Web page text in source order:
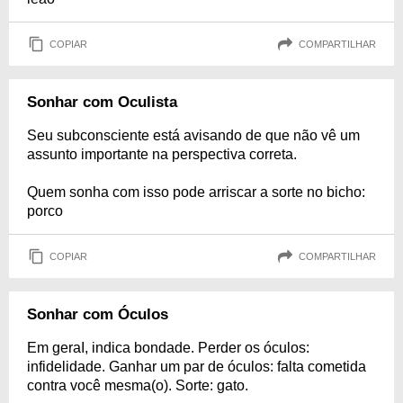
COPIAR COMPARTILHAR
Sonhar com Oculista
Seu subconsciente está avisando de que não vê um
assunto importante na perspectiva correta.
Quem sonha com isso pode arriscar a sorte no bicho:
porco
COPIAR COMPARTILHAR
Sonhar com Óculos
Em geraI, indica bondade. Perder os óculos:
infidelidade. Ganhar um par de óculos: falta cometida
contra você mesma(o). Sorte: gato.